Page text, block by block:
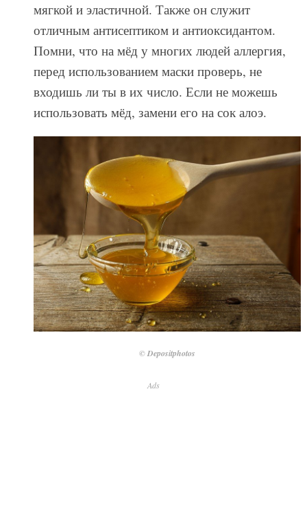
мягкой и эластичной. Также он служит
отличным антисептиком и антиоксидантом.
Помни, что на мёд у многих людей аллергия,
перед использованием маски проверь, не
входишь ли ты в их число. Если не можешь
использовать мёд, замени его на сок алоэ.
© Depositphotos
Ads